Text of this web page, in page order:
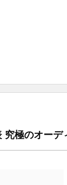
極のオーデ